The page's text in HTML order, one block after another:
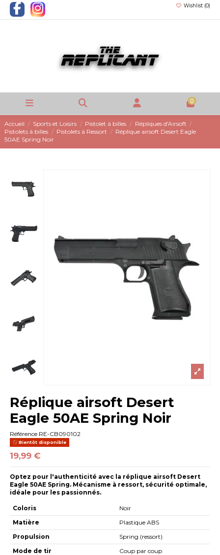
Wishlist (0)
0
Accueil Sports et Loisirs Pistolet à billes
Répliques d'Airsoft
Pistolets à billes
Pistolets à Ressort
Réplique airsoft Desert Eagle
50AE Spring Noir
Réplique airsoft Desert
Eagle 50AE Spring Noir
Référence RE-CB090102
Bientôt disponible
19,99 €
Optez pour l'authenticité avec la réplique airsoft Desert
Eagle 50AE Spring. Mécanisme à ressort, sécurité optimale,
idéale pour les passionnés.
Coloris
Noir
Matière
Plastique ABS
Propulsion
Spring (ressort)
Mode de tir
Coup par coup